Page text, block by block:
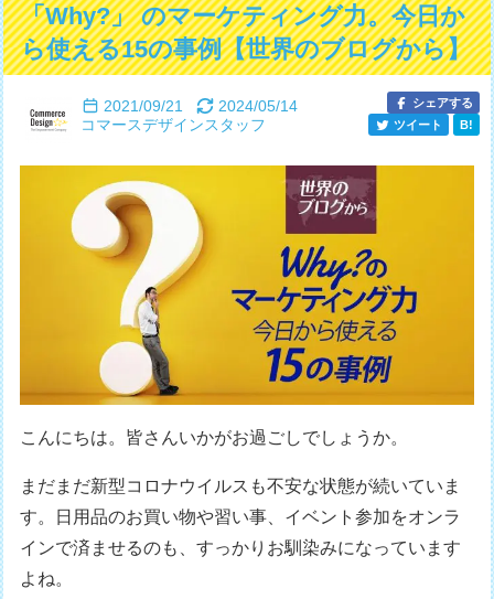
「Why?」 のマーケティング力。今日か
ら使える15の事例【世界のブログから】
2021/09/21
2024/05/14
コマースデザインスタッフ
シェアする
ツイート
B!
こんにちは。皆さんいかがお過ごしでしょうか。
まだまだ新型コロナウイルスも不安な状態が続いていま
す。日用品のお買い物や習い事、イベント参加をオンラ
インで済ませるのも、すっかりお馴染みになっています
よね。